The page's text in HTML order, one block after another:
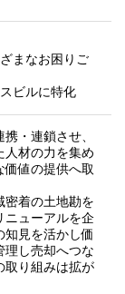
まなお困りご
ビルに特化
・連鎖させ、
⼈材の⼒を集め
価値の提供へ取
密着の⼟地勘を
ニューアルを企
知⾒を活かし価
理し売却へつな
取り組みは拡が